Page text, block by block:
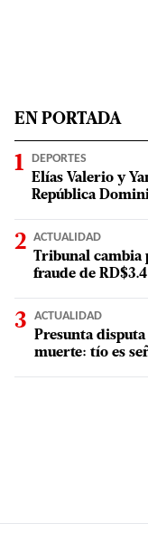
EN PORTADA
DEPORTES
Elías Valerio y
República
ACTUALIDAD
Tribunal cambia
fraude de
ACTUALIDAD
Presunta
muerte: tío es